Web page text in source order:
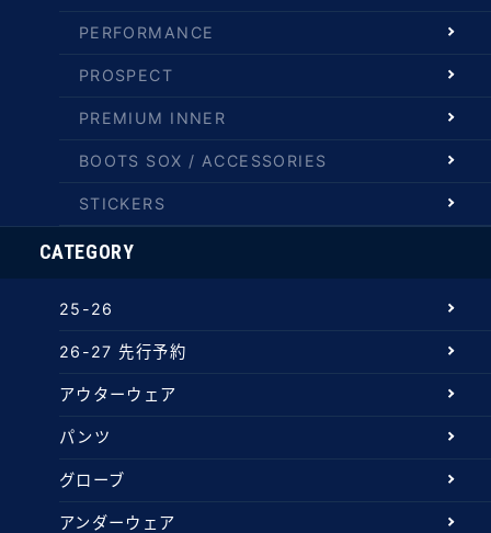
PERFORMANCE
PROSPECT
PREMIUM INNER
BOOTS SOX / ACCESSORIES
STICKERS
CATEGORY
25-26
26-27 先行予約
アウターウェア
パンツ
グローブ
アンダーウェア